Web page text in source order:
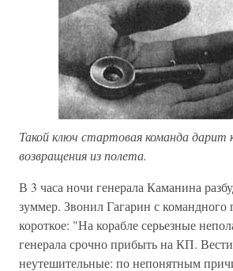
Такой ключ стартовая команда дарит
возвращения из полета.
В 3 часа ночи генерала Каманина
зуммер. Звонил Гагарин с командного
короткое: "На корабле серьезные
генерала срочно прибыть на КП.
неутешительные: по непонятным